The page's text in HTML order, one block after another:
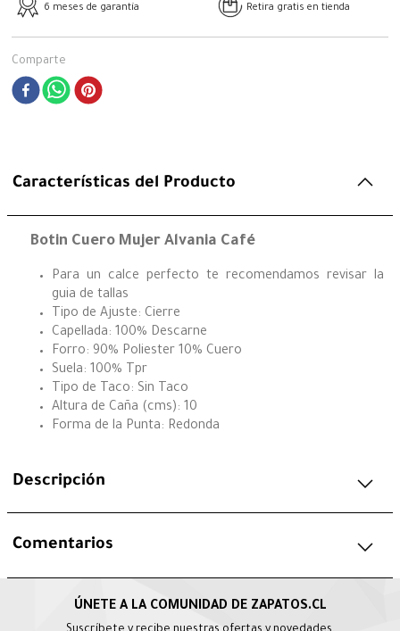
6 meses de garantía Retira gratis en tienda
Comparte
Características del Producto
Botin Cuero Mujer Alvania Café
Para un calce perfecto te recomendamos revisar la
guia de tallas
Tipo de Ajuste: Cierre
Capellada: 100% Descarne
Forro: 90% Poliester 10% Cuero
Suela: 100% Tpr
Tipo de Taco: Sin Taco
Altura de Caña (cms): 10
Forma de la Punta: Redonda
Descripción
Comentarios